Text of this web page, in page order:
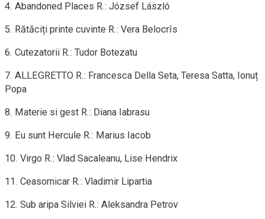
4. Abandoned Places R.: József László
5. Rătăciți printe cuvinte R.: Vera Belocrîs
6. Cutezatorii R.: Tudor Botezatu
7. ALLEGRETTO R.: Francesca Della Seta, Teresa Satta, Ionuț
Popa
8. Materie si gest R.: Diana Iabrasu
9. Eu sunt Hercule R.: Marius Iacob
10. Virgo R.: Vlad Sacaleanu, Lise Hendrix
11. Ceasornicar R.: Vladimir Lipartia
12. Sub aripa Silviei R.: Aleksandra Petrov